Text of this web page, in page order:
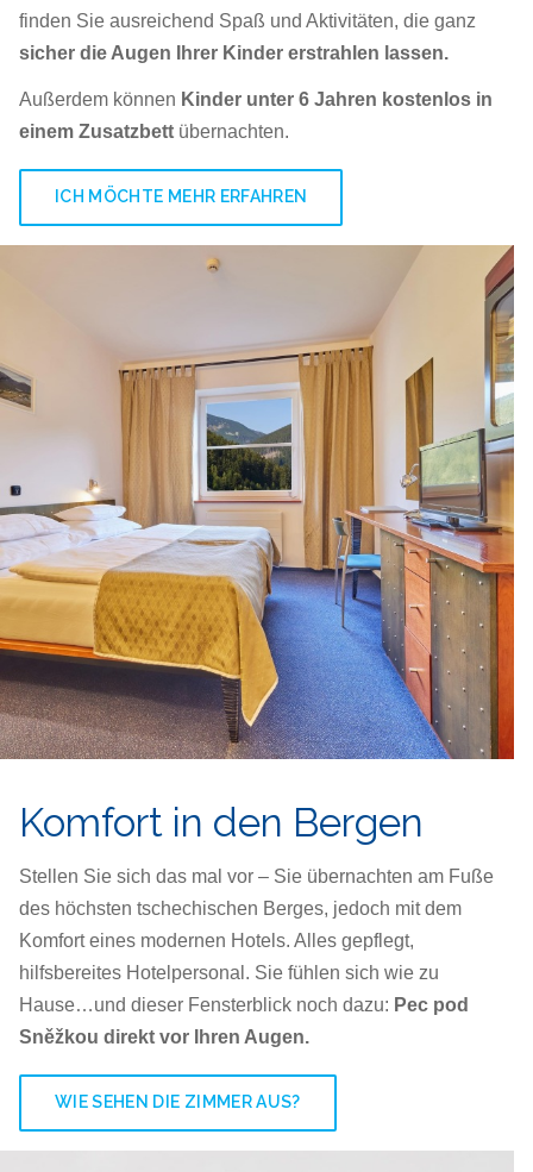
finden Sie ausreichend Spaß und Aktivitäten, die ganz
sicher die Augen Ihrer Kinder erstrahlen lassen.
Außerdem können Kinder unter 6 Jahren kostenlos in
einem Zusatzbett übernachten.
ICH MÖCHTE MEHR ERFAHREN
Komfort in den Bergen
Stellen Sie sich das mal vor – Sie übernachten am Fuße
des höchsten tschechischen Berges, jedoch mit dem
Komfort eines modernen Hotels. Alles gepflegt,
hilfsbereites Hotelpersonal. Sie fühlen sich wie zu
Hause…und dieser Fensterblick noch dazu: Pec pod
Sněžkou direkt vor Ihren Augen.
WIE SEHEN DIE ZIMMER AUS?